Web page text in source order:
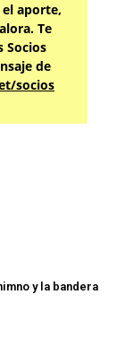
aporte,
Te
Socios
de
socios
y la bandera